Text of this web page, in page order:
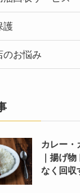
護
のお悩み
カレー・
｜揚げ
なく回収